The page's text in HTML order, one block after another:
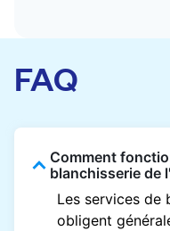
FAQ
Comment
blanchisserie de
Les services de
obligent